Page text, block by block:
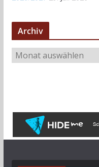
Archiv
r